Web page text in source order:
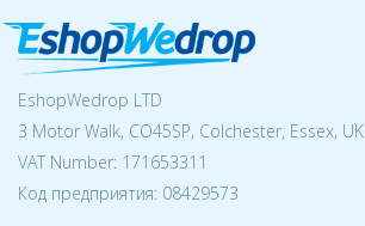
EshopWedrop LTD
3 Motor Walk, CO45SP, Colchester, Essex, UK
VAT Number: 171653311
Код предприятия: 08429573